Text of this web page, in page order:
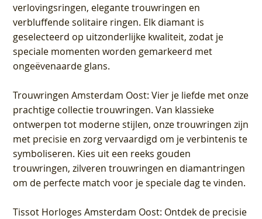
verlovingsringen, elegante trouwringen en
verbluffende solitaire ringen. Elk diamant is
geselecteerd op uitzonderlijke kwaliteit, zodat je
speciale momenten worden gemarkeerd met
ongeëvenaarde glans.
Trouwringen Amsterdam Oost: Vier je liefde met onze
prachtige collectie trouwringen. Van klassieke
ontwerpen tot moderne stijlen, onze trouwringen zijn
met precisie en zorg vervaardigd om je verbintenis te
symboliseren. Kies uit een reeks gouden
trouwringen, zilveren trouwringen en diamantringen
om de perfecte match voor je speciale dag te vinden.
Tissot Horloges Amsterdam Oost: Ontdek de precisie